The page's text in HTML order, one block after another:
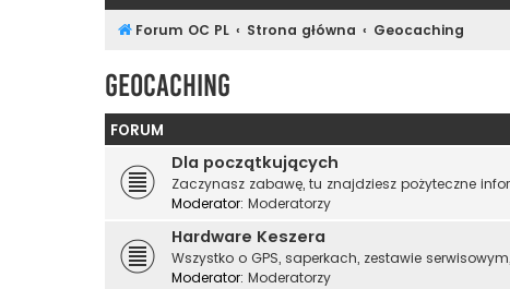
Forum OC PL Strona główna Geocaching
Geocaching
FORUM
Dla początkujących
Zaczynasz zabawę, tu znajdziesz pożyteczne
Moderator: Moderatorzy
Hardware Keszera
Wszystko o GPS, saperkach, zestawie
Moderator: Moderatorzy